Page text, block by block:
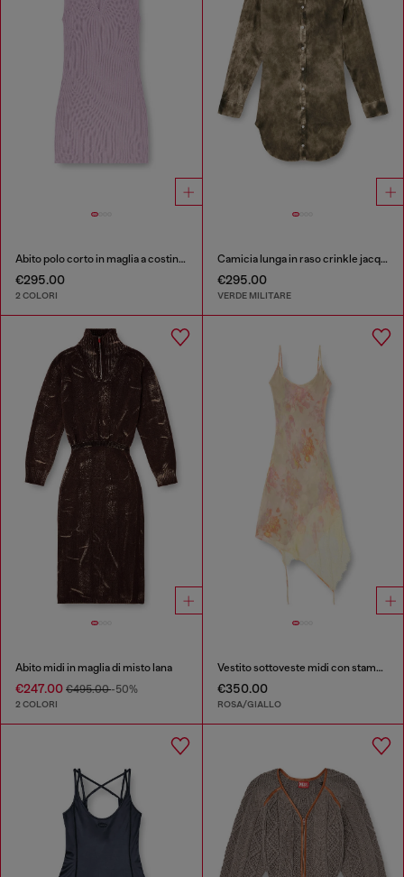
Abito polo corto in maglia a costine misto seta
€295.00
2 COLORI
Camicia lunga in raso crinkle jacquard con logo
€295.00
VERDE MILITARE
Abito midi in maglia di misto lana
€247.00 €495.00-50%
2 COLORI
Vestito sottoveste midi con stampa floreale e bordo in pizzo
€350.00
ROSA/GIALLO